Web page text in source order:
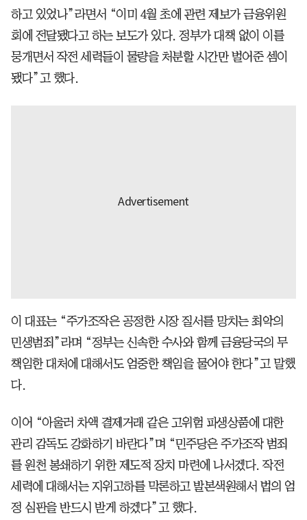
하고 있었나”라면서 “이미 4월 초에 관련 제보가 금융위원
회에 전달됐다고 하는 보도가 있다. 정부가 대책 없이 이를
뭉개면서 작전 세력들이 물량을 처분할 시간만 벌어준 셈이
됐다”고 했다.
이 대표는 “주가조작은 공정한 시장 질서를 망치는 최악의
민생범죄”라며 “정부는 신속한 수사와 함께 금융당국의 무
책임한 대처에 대해서도 엄중한 책임을 물어야 한다”고 말했
다.
이어 “아울러 차액 결제거래 같은 고위험 파생상품에 대한
관리 감독도 강화하기 바란다”며 “민주당은 주가조작 범죄
를 원천 봉쇄하기 위한 제도적 장치 마련에 나서겠다. 작전
세력에 대해서는 지위고하를 막론하고 발본색원해서 법의 엄
정 심판을 반드시 받게 하겠다”고 했다.